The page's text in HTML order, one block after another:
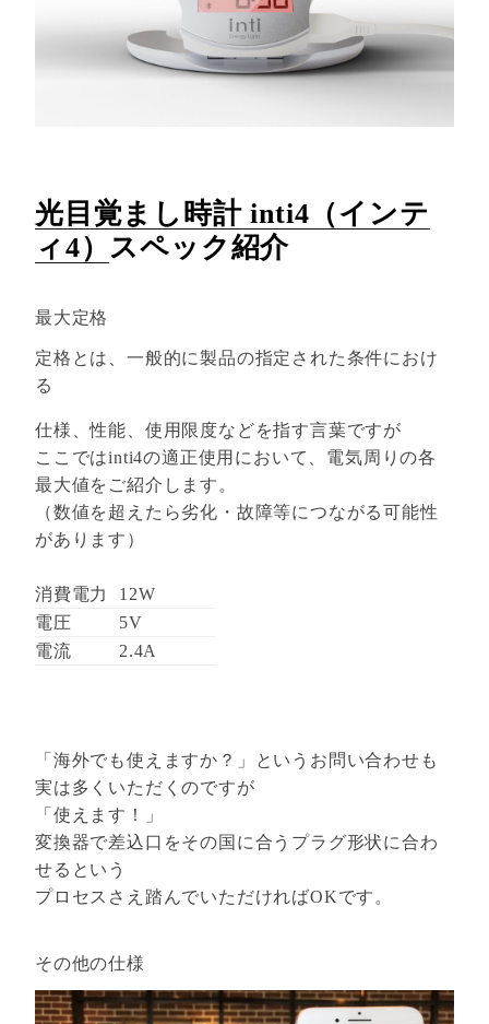
光目覚まし時計 inti4（インテ
ィ4） スペック紹介
最大定格
定格とは、一般的に製品の指定された条件におけ
る
仕様、性能、使用限度などを指す言葉ですが
ここではinti4の適正使用において、電気周りの各
最大値をご紹介します。
（数値を超えたら劣化・故障等につながる可能性
があります）
消費電力
12W
電圧
5V
電流
2.4A
「海外でも使えますか？」というお問い合わせも
実は多くいただくのですが
「使えます！」
変換器で差込口をその国に合うプラグ形状に合わ
せるという
プロセスさえ踏んでいただければOKです。
その他の仕様